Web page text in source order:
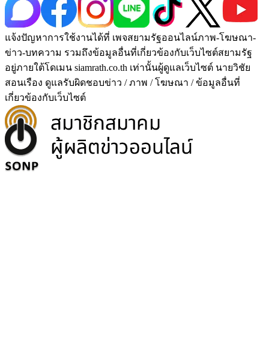
แจ้งปัญหาการใช้งานได้ที่ เพจสยามรัฐออนไลน์ภาพ-โฆษณา-
ข่าว-บทความ รวมถึงข้อมูลอื่นที่เกี่ยวข้องกับเว็บไซต์สยามรัฐ
อยู่ภายใต้โดเมน siamrath.co.th เท่านั้นผู้ดูแลเว็บไซต์ นายวิชัย
สอนเรือง ดูแลรับผิดชอบข่าว / ภาพ / โฆษณา / ข้อมูลอื่นที่
เกี่ยวข้องกับเว็บไซต์